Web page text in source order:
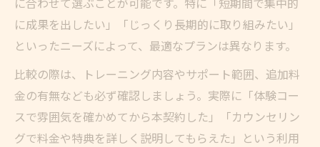
に成果を出したい」「じっくり長期的に取り組みたい」
といったニーズによって、最適なプランは異なります。
比較の際は、トレーニング内容やサポート範囲、追加料
金の有無なども必ず確認しましょう。実際に「体験コー
スで雰囲気を確かめてから本契約した」「カウンセリン
グで料金や特典を詳しく説明してもらえた」という利用